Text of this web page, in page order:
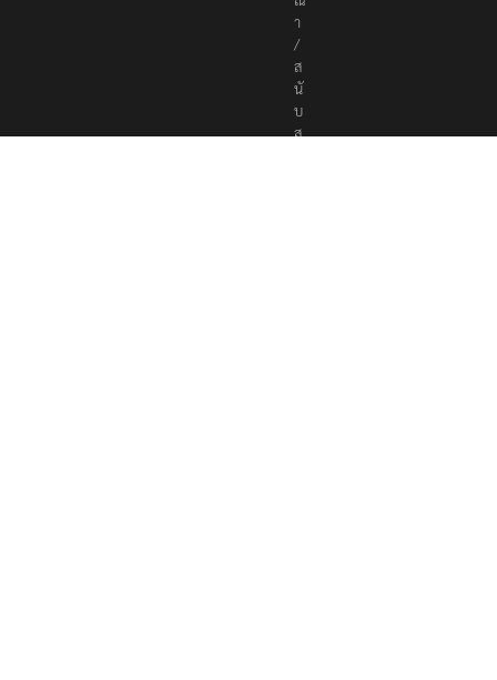
า
/
ส
นั
บ
ส